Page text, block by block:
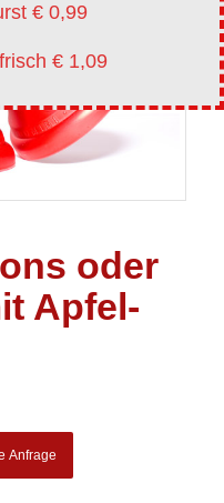
oder
Apfel-
Anfrage
€ 0,99
€ 1,09